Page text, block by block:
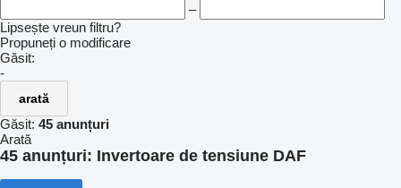
–
Lipsește vreun filtru?
Propuneți o modificare
Găsit:
-
arată
Găsit: 45 anunțuri
Arată
45 anunțuri: Invertoare de tensiune DAF